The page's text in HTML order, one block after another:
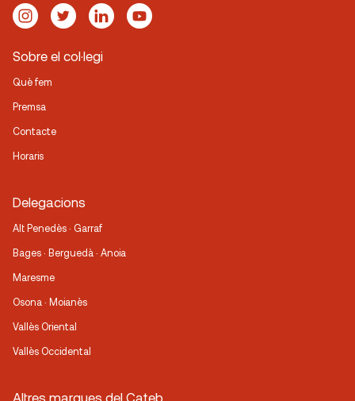
Sobre el col·legi
Què fem
Premsa
Contacte
Horaris
Delegacions
Alt Penedès · Garraf
Bages · Berguedà · Anoia
Maresme
Osona · Moianès
Vallès Oriental
Vallès Occidental
Altres marques del Cateb